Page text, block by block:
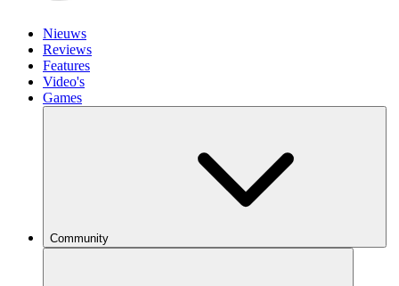
Nieuws
Reviews
Features
Video's
Games
Community